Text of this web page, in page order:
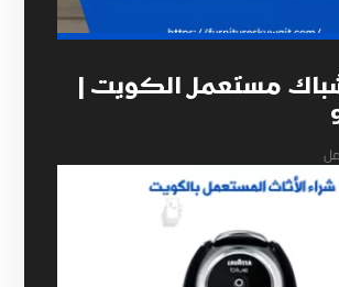
مستعمل الكويت |